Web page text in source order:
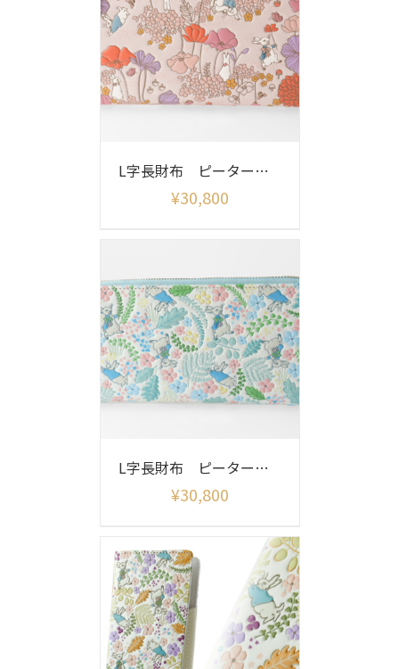
L字長財布 ピーターラビット リニアメドウ
¥30,800
L字長財布 ピーターラビット イングリッシュガーデン
¥30,800